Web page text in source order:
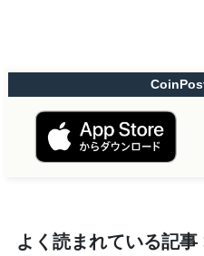
よく読まれている記事